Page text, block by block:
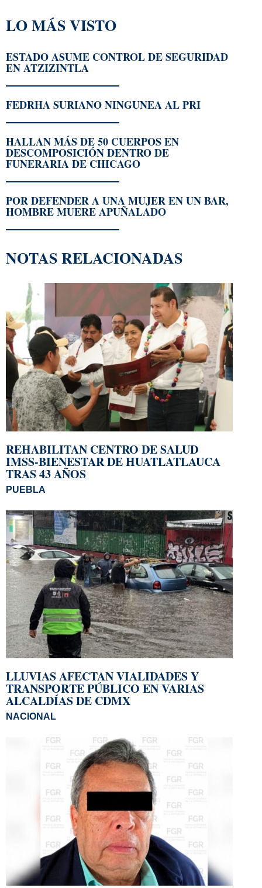
LO MÁS VISTO
ESTADO ASUME CONTROL DE SEGURIDAD
EN ATZIZINTLA
FEDRHA SURIANO NINGUNEA AL PRI
HALLAN MÁS DE 50 CUERPOS EN
DESCOMPOSICIÓN DENTRO DE
FUNERARIA DE CHICAGO
POR DEFENDER A UNA MUJER EN UN BAR,
HOMBRE MUERE APUÑALADO
NOTAS RELACIONADAS
REHABILITAN CENTRO DE SALUD
IMSS-BIENESTAR DE HUATLATLAUCA
TRAS 43 AÑOS
PUEBLA
LLUVIAS AFECTAN VIALIDADES Y
TRANSPORTE PÚBLICO EN VARIAS
ALCALDÍAS DE CDMX
NACIONAL